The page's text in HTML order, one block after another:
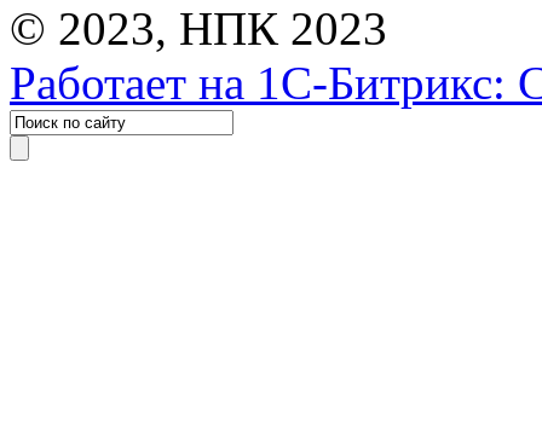
© 2023, НПК 2023
Работает на 1С-Битрикс: